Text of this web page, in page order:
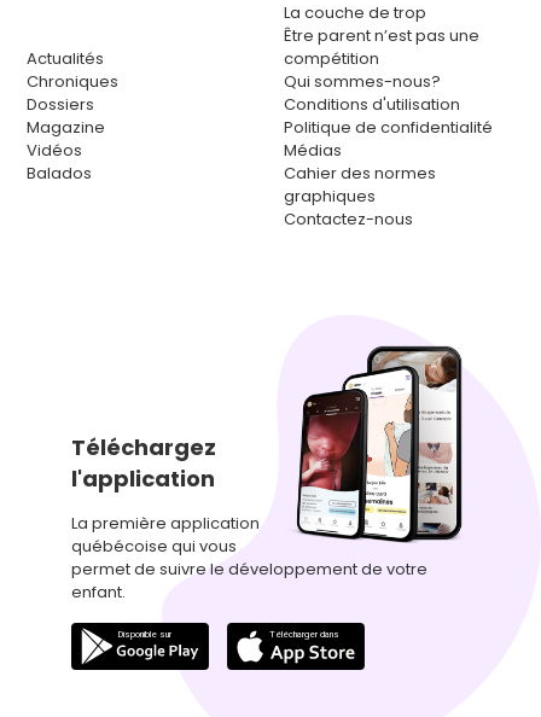
Actualités
Chroniques
Dossiers
Magazine
Vidéos
Balados
La couche de trop
Être parent n’est pas une
compétition
Qui sommes-nous?
Conditions d'utilisation
Politique de confidentialité
Médias
Cahier des normes
graphiques
Contactez-nous
Téléchargez
l'application
La première application
québécoise qui vous
permet de suivre le développement de votre
enfant.